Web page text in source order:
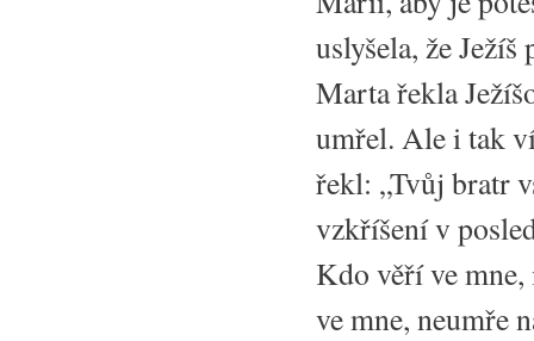
uslyšela, že
Marta řekla
umřel. Ale i tak
řekl: „Tvůj bratr
vzkříšení v
Kdo věří ve
ve mne, neumře